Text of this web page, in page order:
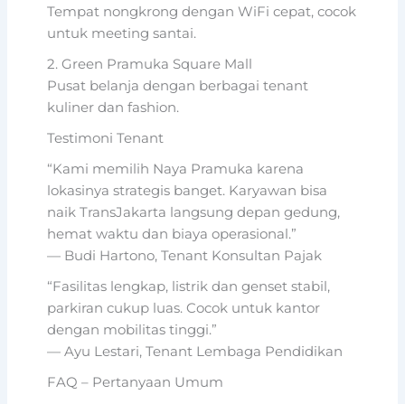
Tempat nongkrong dengan WiFi cepat, cocok
untuk meeting santai.
2. Green Pramuka Square Mall
Pusat belanja dengan berbagai tenant
kuliner dan fashion.
Testimoni Tenant
“Kami memilih Naya Pramuka karena
lokasinya strategis banget. Karyawan bisa
naik TransJakarta langsung depan gedung,
hemat waktu dan biaya operasional.”
— Budi Hartono, Tenant Konsultan Pajak
“Fasilitas lengkap, listrik dan genset stabil,
parkiran cukup luas. Cocok untuk kantor
dengan mobilitas tinggi.”
— Ayu Lestari, Tenant Lembaga Pendidikan
FAQ – Pertanyaan Umum